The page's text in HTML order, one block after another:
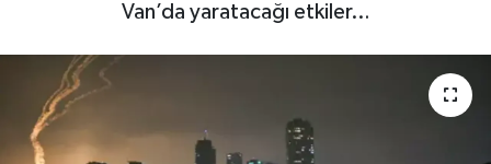
Van’da yaratacağı etkiler…